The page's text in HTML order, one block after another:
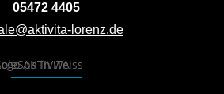
05472 4405
lorenz.de